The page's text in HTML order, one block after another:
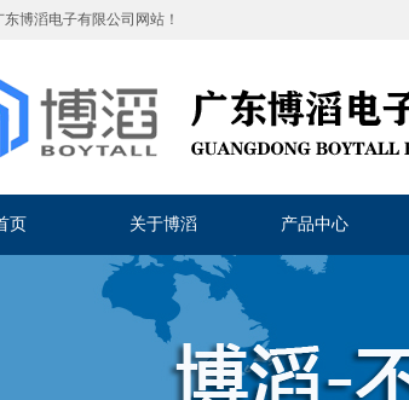
东博滔电子有限公司 网站！
页 关于博滔 产品中心